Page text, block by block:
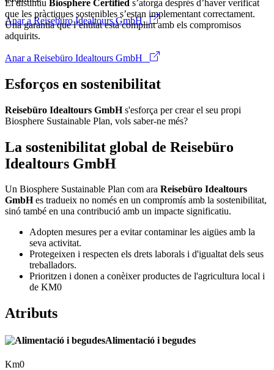
Anar a Reisebüro Idealtours GmbH
El distintiu Biosphere Certified s’atorga després d’haver verificat
que les pràctiques sostenibles s’estan implementant correctament.
Una garantia que l’entitat està complint amb els compromisos
adquirits.
Anar a Reisebüro Idealtours GmbH
Esforços en sostenibilitat
Reisebüro Idealtours GmbHs'esforça per crear el seu propi
Biosphere Sustainable Plan, vols saber-ne més?
La sostenibilitat global de Reisebüro
Idealtours GmbH
Un Biosphere Sustainable Plan com ara Reisebüro Idealtours
GmbHes tradueix no només en un compromís amb la sostenibilitat,
sinó també en una contribució amb un impacte significatiu.
Adopten mesures per a evitar contaminar les aigües amb la
seva activitat.
Protegeixen i respecten els drets laborals i d'igualtat dels seus
treballadors.
Prioritzen i donen a conèixer productes de l'agricultura local i
de KM0
Atributs
Alimentació i begudes
Km0